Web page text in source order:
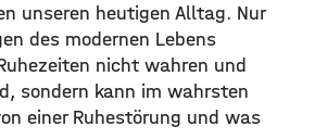
unseren heutigen Alltag. Nur
des modernen Lebens
nicht wahren und
sondern kann im wahrsten
einer Ruhestörung und was